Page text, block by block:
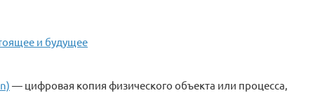
и будущее
— цифровая копия физического объекта или процесса,